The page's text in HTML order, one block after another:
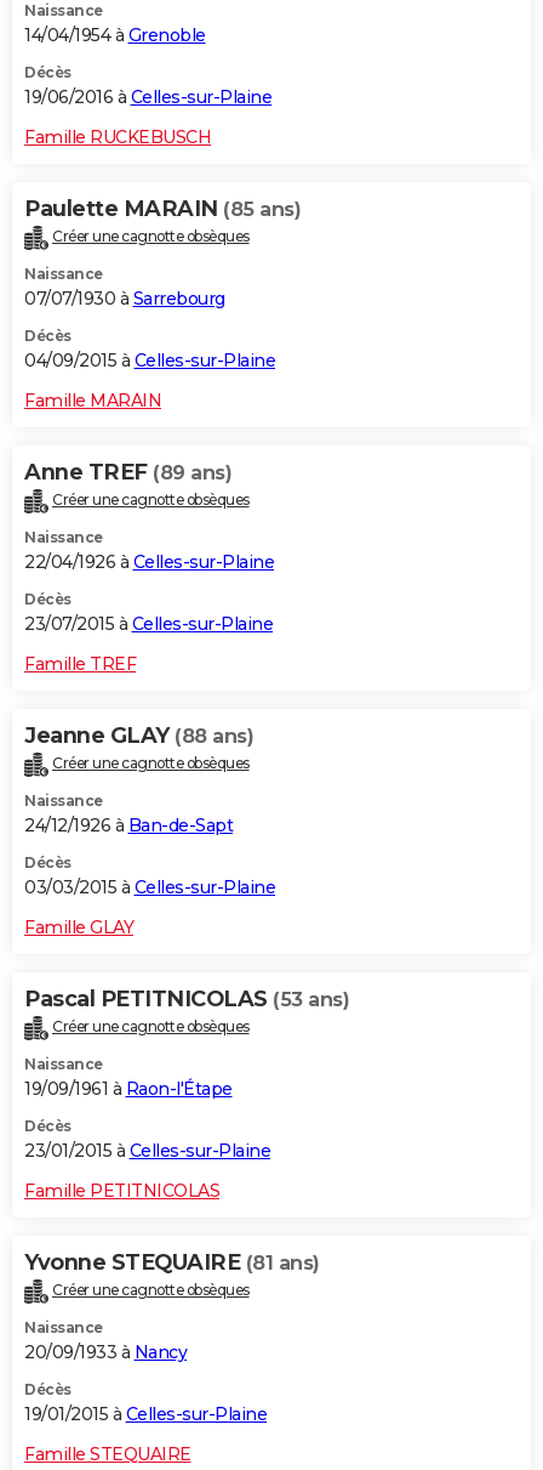
Naissance
14/04/1954 à Grenoble
Décès
19/06/2016 à Celles-sur-Plaine
Famille RUCKEBUSCH
Paulette MARAIN (85 ans)
Créer une cagnotte obsèques
Naissance
07/07/1930 à Sarrebourg
Décès
04/09/2015 à Celles-sur-Plaine
Famille MARAIN
Anne TREF (89 ans)
Créer une cagnotte obsèques
Naissance
22/04/1926 à Celles-sur-Plaine
Décès
23/07/2015 à Celles-sur-Plaine
Famille TREF
Jeanne GLAY (88 ans)
Créer une cagnotte obsèques
Naissance
24/12/1926 à Ban-de-Sapt
Décès
03/03/2015 à Celles-sur-Plaine
Famille GLAY
Pascal PETITNICOLAS (53 ans)
Créer une cagnotte obsèques
Naissance
19/09/1961 à Raon-l'Étape
Décès
23/01/2015 à Celles-sur-Plaine
Famille PETITNICOLAS
Yvonne STEQUAIRE (81 ans)
Créer une cagnotte obsèques
Naissance
20/09/1933 à Nancy
Décès
19/01/2015 à Celles-sur-Plaine
Famille STEQUAIRE